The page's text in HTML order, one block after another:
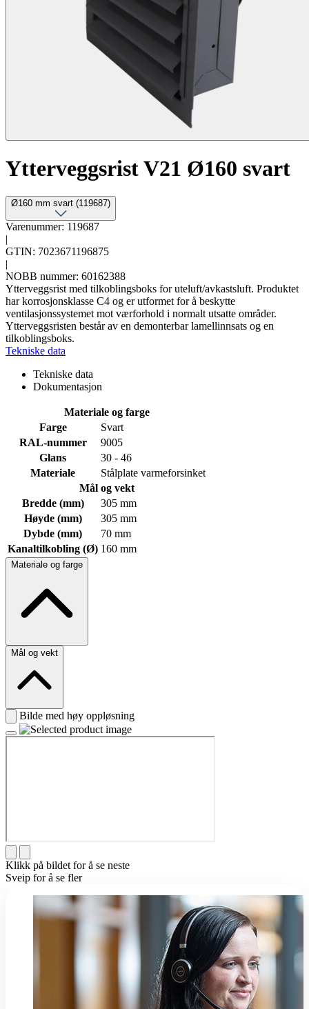
Ytterveggsrist V21 Ø160 svart
Ø160 mm svart (119687)
Varenummer: 119687
|
GTIN: 7023671196875
|
NOBB nummer: 60162388
Ytterveggsrist med tilkoblingsboks for uteluft/avkastsluft. Produktet
har korrosjonsklasse C4 og er utformet for å beskytte
ventilasjonssystemet mot værforhold i normalt utsatte områder.
Ytterveggsristen består av en demonterbar lamellinnsats og en
tilkoblingsboks.
Tekniske data
Tekniske data
Dokumentasjon
Materiale og farge
Farge
Svart
RAL-nummer
9005
Glans
30 - 46
Materiale
Stålplate varmeforsinket
Mål og vekt
Bredde (mm)
305 mm
Høyde (mm)
305 mm
Dybde (mm)
70 mm
Kanaltilkobling (Ø) 160 mm
Materiale og farge
Mål og vekt
Bilde med høy oppløsning
Klikk på bildet for å se neste
Sveip for å se fler